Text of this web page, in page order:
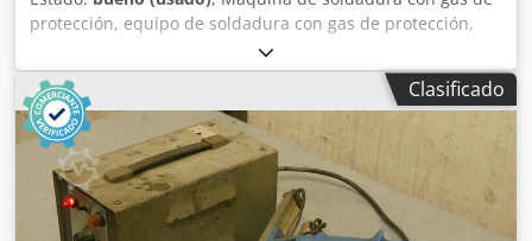
protección, equipo de soldadura con gas de protección,
sistema de soldadura MIG/MAG -Potencia máxima de
soldadura: 340 A -Sistema de avance de 4 rodillos -
Refrigerado por agua -Incluye cable de masa -Con
alimentador de hilo desmontable Dwedpob Hiy Sofx Aklsa -
Longitud del conjunto de mangueras: 4000 mm -
Dimensiones: 1100/515/A1170 mm -Peso: 214 kg
Clasificado